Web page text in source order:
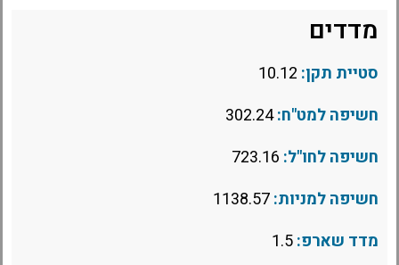
מדדים
סטיית תקן:
חשיפה למט"ח:302.24
חשיפה לחו"ל:
חשיפה למניות:
מדד שארפ: